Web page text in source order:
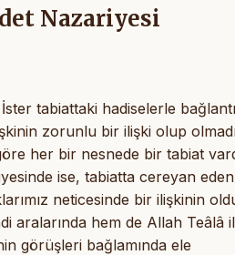
Nazariyesi
tabiattaki hadiselerle
zorunlu bir ilişki olup
her bir nesnede bir tabiat
ise, tabiatta cereyan
neticesinde bir ilişkinin
aralarında hem de Allah Teâlâ
görüşleri bağlamında ele